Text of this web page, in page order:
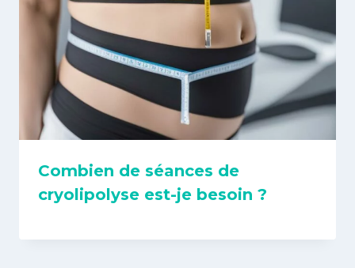
Combien de séances de
cryolipolyse est-je besoin ?